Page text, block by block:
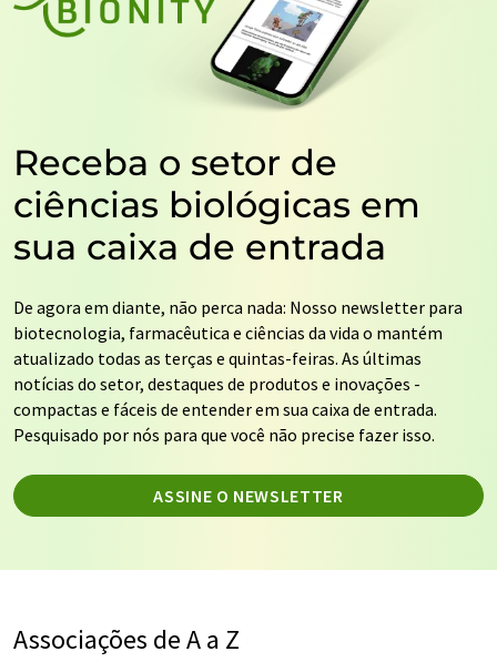
Receba o setor de
ciências biológicas em
sua caixa de entrada
De agora em diante, não perca nada: Nosso newsletter para
biotecnologia, farmacêutica e ciências da vida o mantém
atualizado todas as terças e quintas-feiras. As últimas
notícias do setor, destaques de produtos e inovações -
compactas e fáceis de entender em sua caixa de entrada.
Pesquisado por nós para que você não precise fazer isso.
ASSINE O NEWSLETTER
Associações de A a Z